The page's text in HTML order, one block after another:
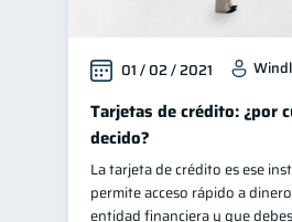
Finanzas Personales 1
Finanzas en Pareja 1
Educación Financiera 1
Fraudes
Información financiera
1
01 / 02 / 2021
Tarjetas de crédito: ¿por
decido?
La tarjeta de crédito es ese
permite acceso rápido a
entidad financiera y que